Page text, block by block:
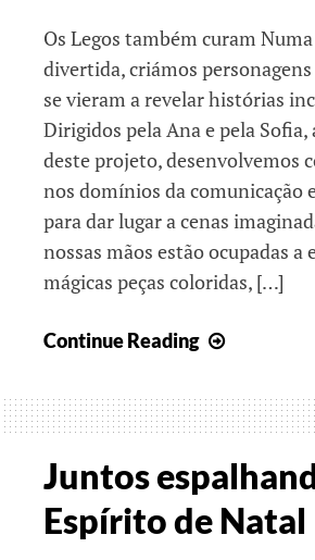
Os Legos também curam
divertida, criámos
se vieram a revelar histórias
Dirigidos pela Ana e pela
deste projeto, desenvolvemos
nos domínios da comunicação
para dar lugar a cenas
nossas mãos estão ocupadas a
mágicas peças coloridas, […]
Continue Reading
a
Juntos
Espírito de Natal